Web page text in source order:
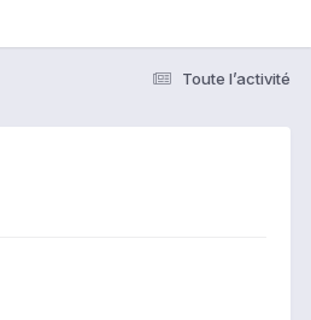
Toute l’activité